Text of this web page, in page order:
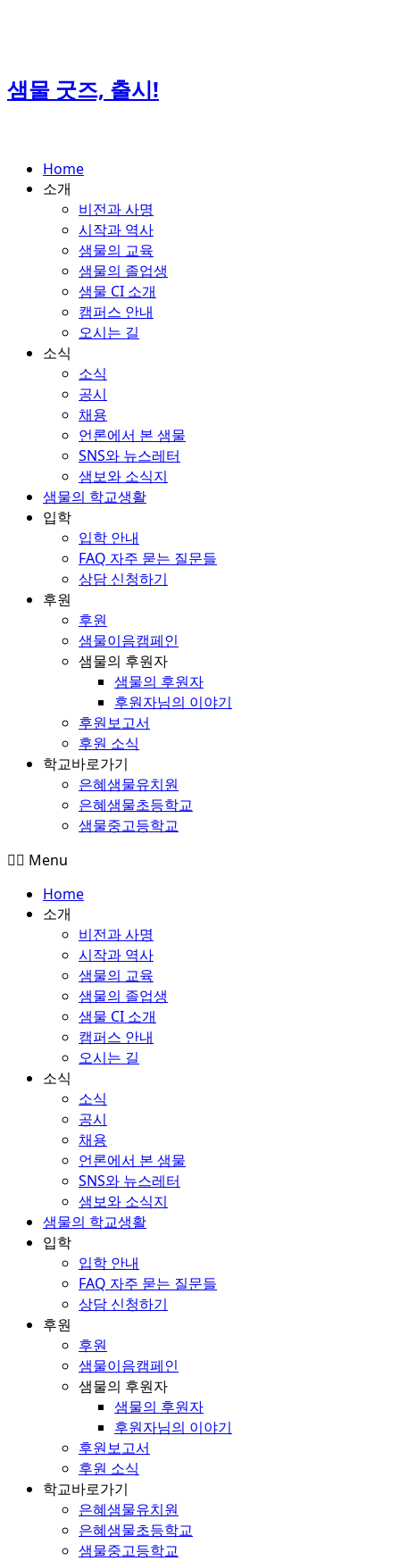
샘물 굿즈, 출시!
Home
소개
비전과 사명
시작과 역사
샘물의 교육
샘물의 졸업생
샘물 CI 소개
캠퍼스 안내
오시는 길
소식
소식
공시
채용
언론에서 본 샘물
SNS와 뉴스레터
샘보와 소식지
샘물의 학교생활
입학
입학 안내
FAQ 자주 묻는 질문들
상담 신청하기
후원
후원
샘물이음캠페인
샘물의 후원자
샘물의 후원자
후원자님의 이야기
후원보고서
후원 소식
학교바로가기
은혜샘물유치원
은혜샘물초등학교
샘물중고등학교
Menu
Home
소개
비전과 사명
시작과 역사
샘물의 교육
샘물의 졸업생
샘물 CI 소개
캠퍼스 안내
오시는 길
소식
소식
공시
채용
언론에서 본 샘물
SNS와 뉴스레터
샘보와 소식지
샘물의 학교생활
입학
입학 안내
FAQ 자주 묻는 질문들
상담 신청하기
후원
후원
샘물이음캠페인
샘물의 후원자
샘물의 후원자
후원자님의 이야기
후원보고서
후원 소식
학교바로가기
은혜샘물유치원
은혜샘물초등학교
샘물중고등학교